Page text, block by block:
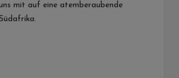
uns mit auf eine atemberaubende